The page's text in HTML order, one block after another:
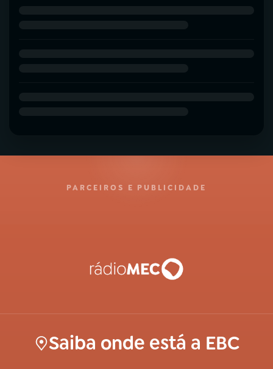
PARCEIROS E PUBLICIDADE
Saiba onde está a EBC